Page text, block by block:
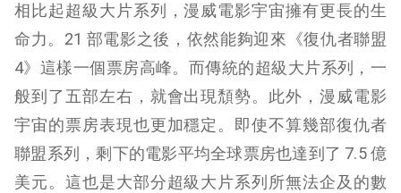
相比起超級大片系列，漫威電影宇宙擁有更長的生
命力。21 部電影之後，依然能夠迎來《復仇者聯盟
4》這樣一個票房高峰。而傳統的超級大片系列，一
般到了五部左右，就會出現頹勢。此外，漫威電影
宇宙的票房表現也更加穩定。即使不算幾部復仇者
聯盟系列，剩下的電影平均全球票房也達到了 7.5 億
美元。這也是大部分超級大片系列所無法企及的數